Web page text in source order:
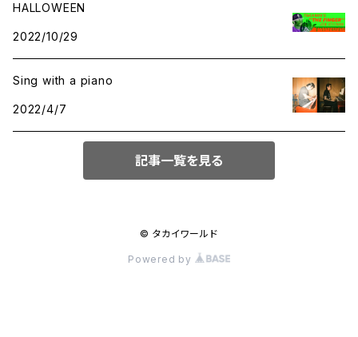
HALLOWEEN
2022/10/29
Sing with a piano
2022/4/7
記事一覧を見る
© タカイワールド
Powered by